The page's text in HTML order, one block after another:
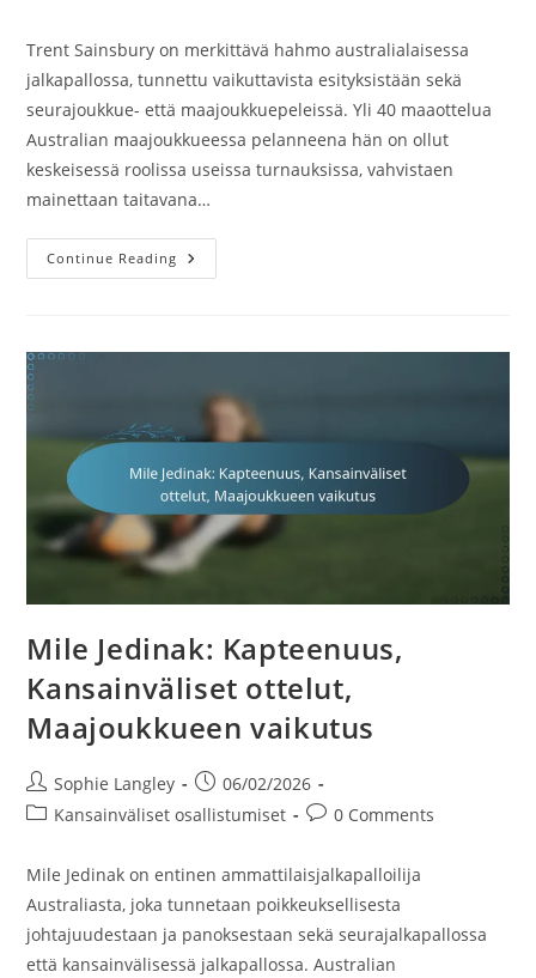
Trent Sainsbury on merkittävä hahmo australialaisessa
jalkapallossa, tunnettu vaikuttavista esityksistään sekä
seurajoukkue- että maajoukkuepeleissä. Yli 40 maaottelua
Australian maajoukkueessa pelanneena hän on ollut
keskeisessä roolissa useissa turnauksissa, vahvistaen
mainettaan taitavana…
Continue Reading Trent
Sainsbury:
Urheilu-
Kohokohdat
Mile Jedinak: Kapteenuus,
Kansainväliset ottelut,
Maajoukkueen vaikutus
Post
author:
Sophie Langley
Post
published:
06/02/2026
PostKansainväliset osallistumiset
Post0 Comments
Mile Jedinak on entinen ammattilaisjalkapalloilija
Australiasta, joka tunnetaan poikkeuksellisesta
johtajuudestaan ja panoksestaan sekä seurajalkapallossa
että kansainvälisessä jalkapallossa. Australian